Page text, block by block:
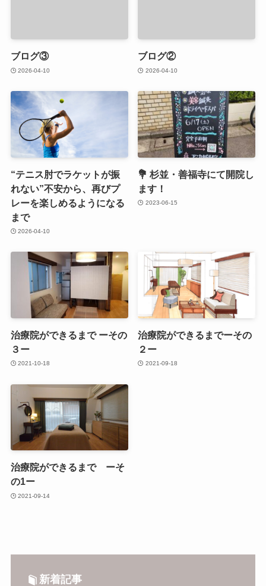
ブログ③
2026-04-10
ブログ②
2026-04-10
“テニス肘でラケットが振
れない”不安から、再びプ
レーを楽しめるようになる
まで
2026-04-10
💐 杉並・善福寺にて開院し
ます！
2023-06-15
治療院ができるまで ーその
３ー
2021-10-18
治療院ができるまでーその
２ー
2021-09-18
治療院ができるまで ーそ
の1ー
2021-09-14
新着記事